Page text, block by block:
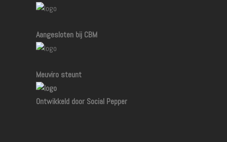
Aangesloten bij CBM
Meuviro steunt
Ontwikkeld door Social Pepper